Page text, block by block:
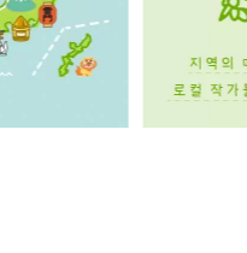
마파크 「후지 스바루랜
용하여 양조한 세계적인
주 「후지자쿠라 하이츠 맥
1,000m에서 솟아나는 천
유라리」, 그리고 웅장한
스포츠를 즐길 수 있는